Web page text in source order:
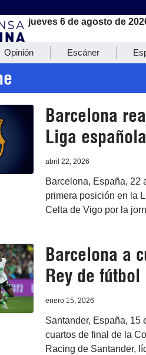
jueves 6 de agosto de
Opinión Escáner
Barcelona
Liga
abril 22, 2026
Barcelona, España, 22
primera posición en la
Celta de Vigo por la
Barcelona a
Rey de fútbol
enero 15, 2026
Santander, España, 15
cuartos de final de la
Racing de Santander,